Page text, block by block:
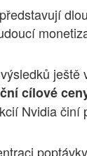
cílové
Nvidia činí